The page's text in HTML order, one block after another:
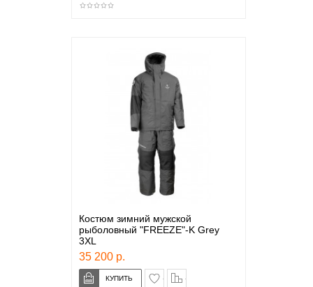
Костюм зимний мужской
рыболовный "FREEZE"-K Grey
3XL
35 200 р.
в закладки